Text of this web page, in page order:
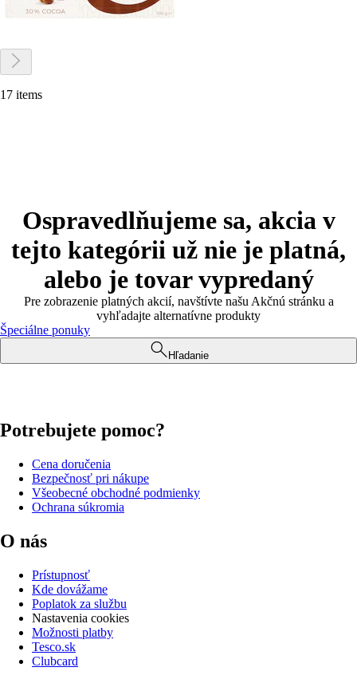
17 items
Ospravedlňujeme sa, akcia v
tejto kategórii už nie je platná,
alebo je tovar vypredaný
Pre zobrazenie platných akcií, navštívte našu Akčnú stránku a
vyhľadajte alternatívne produkty
Špeciálne ponuky
Hľadanie
Potrebujete pomoc?
Cena doručenia
Bezpečnosť pri nákupe
Všeobecné obchodné podmienky
Ochrana súkromia
O nás
Prístupnosť
Kde dovážame
Poplatok za službu
Nastavenia cookies
Možnosti platby
Tesco.sk
Clubcard